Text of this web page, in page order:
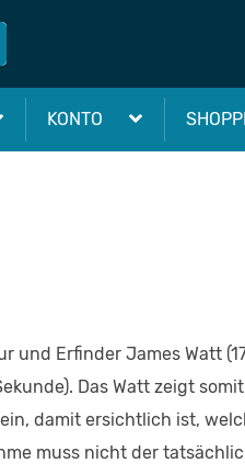
KONTO
Erfinder James Watt
Das Watt zeigt
damit ersichtlich ist,
muss nicht der